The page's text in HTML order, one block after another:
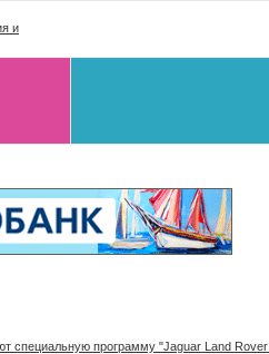
и
специальную программу "Jaguar Land Rover